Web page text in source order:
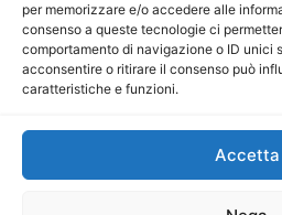
per memorizzare e/o accedere alle
consenso a queste tecnologie ci
comportamento di navigazione o ID unici
acconsentire o ritirare il consenso può
caratteristiche e funzioni.
Accetta
Direttore Editoriale:
Direttore Responsabile:
P.IVA:
Mercurio Comunicazione
iscritta al Registro degli